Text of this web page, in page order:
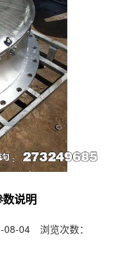
说明
04 浏览次数：